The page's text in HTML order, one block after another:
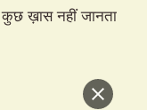
ख़ास नहीं जानता